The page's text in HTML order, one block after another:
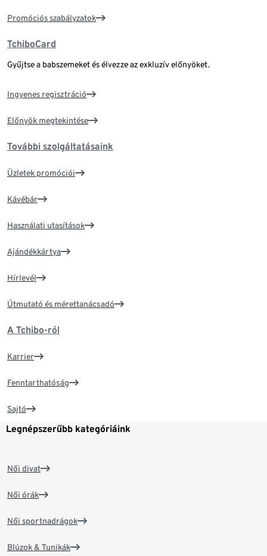
Promóciós szabályzatok
TchiboCard
Gyűjtse a babszemeket és élvezze az exkluzív előnyöket.
Ingyenes regisztráció
Előnyök megtekintése
További szolgáltatásaink
Üzletek promóciói
Kávébár
Használati utasítások
Ajándékkártya
Hírlevél
Útmutató és mérettanácsadó
A Tchibo-ról
Karrier
Fenntarthatóság
Sajtó
Legnépszerűbb kategóriáink
Női divat
Női órák
Női sportnadrágok
Blúzok & Tunikák